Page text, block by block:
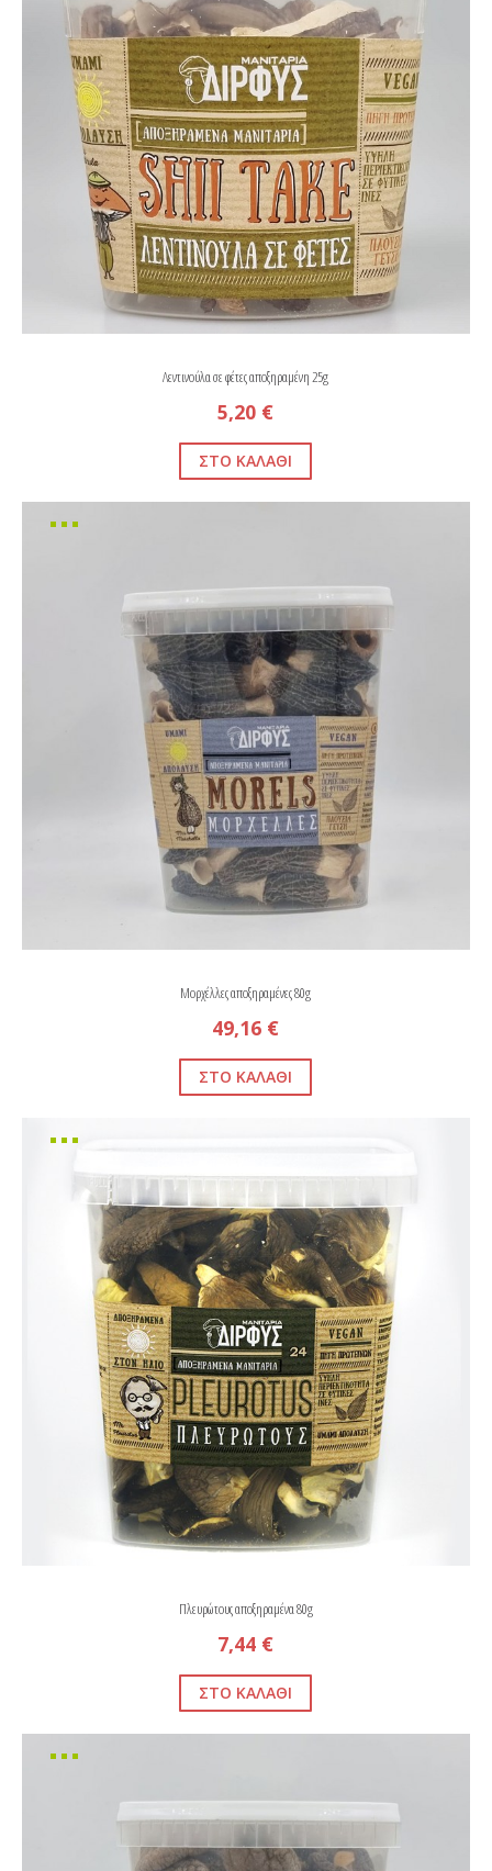
Λεντινούλα σε φέτες αποξηραμένη 25g
5,20 €
Μορχέλλες αποξηραμένες 80g
49,16 €
Πλευρώτους αποξηραμένα 80g
7,44 €